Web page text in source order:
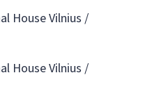
House Vilnius /
House Vilnius /